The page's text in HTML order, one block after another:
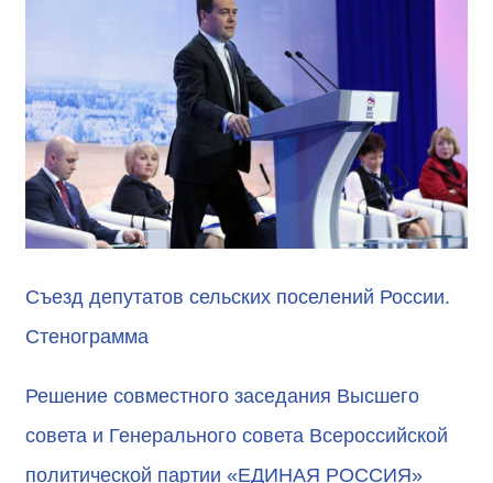
Съезд депутатов сельских поселений России.
Стенограмма
Решение совместного заседания Высшего
совета и Генерального совета Всероссийской
политической партии «ЕДИНАЯ РОССИЯ»